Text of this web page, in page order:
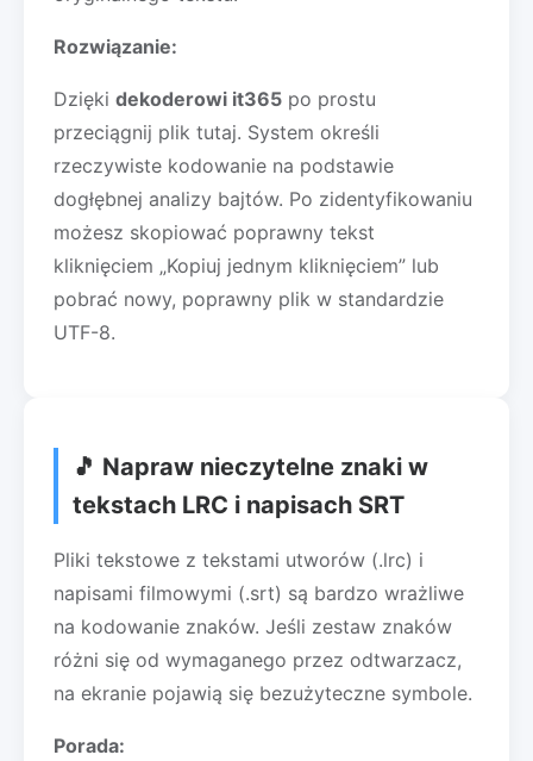
Rozwiązanie:
Dzięki dekoderowi it365 po prostu
przeciągnij plik tutaj. System określi
rzeczywiste kodowanie na podstawie
dogłębnej analizy bajtów. Po zidentyfikowaniu
możesz skopiować poprawny tekst
kliknięciem „Kopiuj jednym kliknięciem” lub
pobrać nowy, poprawny plik w standardzie
UTF-8.
🎵 Napraw nieczytelne znaki w
tekstach LRC i napisach SRT
Pliki tekstowe z tekstami utworów (.lrc) i
napisami filmowymi (.srt) są bardzo wrażliwe
na kodowanie znaków. Jeśli zestaw znaków
różni się od wymaganego przez odtwarzacz,
na ekranie pojawią się bezużyteczne symbole.
Porada: